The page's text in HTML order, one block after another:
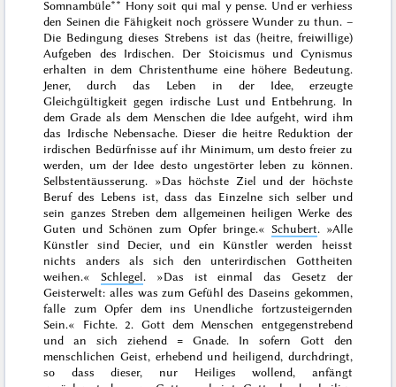
Somnambüle** Hony soit qui mal y pense. Und er verhiess
den Seinen die Fähigkeit noch grössere Wunder zu thun. –
Die Bedingung dieses Strebens ist das (heitre, freiwillige)
Aufgeben des Irdischen. Der Stoicismus und Cynismus
erhalten in dem Christenthume eine höhere Bedeutung.
Jener, durch das Leben in der Idee, erzeugte
Gleichgültigkeit gegen irdische Lust und Entbehrung. In
dem Grade als dem Menschen die Idee aufgeht, wird ihm
das Irdische Nebensache. Dieser die heitre Reduktion der
irdischen Bedürfnisse auf ihr Minimum, um desto freier zu
werden, um der Idee desto ungestörter leben zu können.
Selbstentäusserung. »Das höchste Ziel und der höchste
Beruf des Lebens ist, dass das Einzelne sich selber und
sein ganzes Streben dem allgemeinen heiligen Werke des
Guten und Schönen zum Opfer bringe.« Schubert. »Alle
Künstler sind Decier, und ein Künstler werden heisst
nichts anders als sich den unterirdischen Gottheiten
weihen.« Schlegel. »Das ist einmal das Gesetz der
Geisterwelt: alles was zum Gefühl des Daseins gekommen,
falle zum Opfer dem ins Unendliche fortzusteigernden
Sein.« Fichte. 2. Gott dem Menschen entgegenstrebend
und an sich ziehend = Gnade. In sofern Gott den
menschlichen Geist, erhebend und heiligend, durchdringt,
so dass dieser, nur Heiliges wollend, anfängt